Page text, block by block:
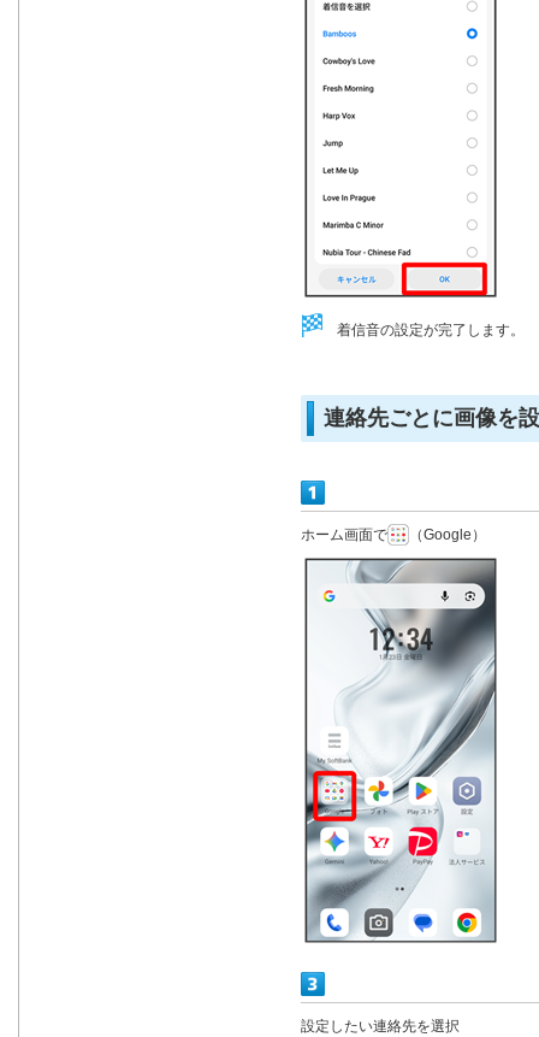
着信音の設定が完了します。
連絡先ごとに画像を
ホーム画面で （Google）
設定したい連絡先を選択